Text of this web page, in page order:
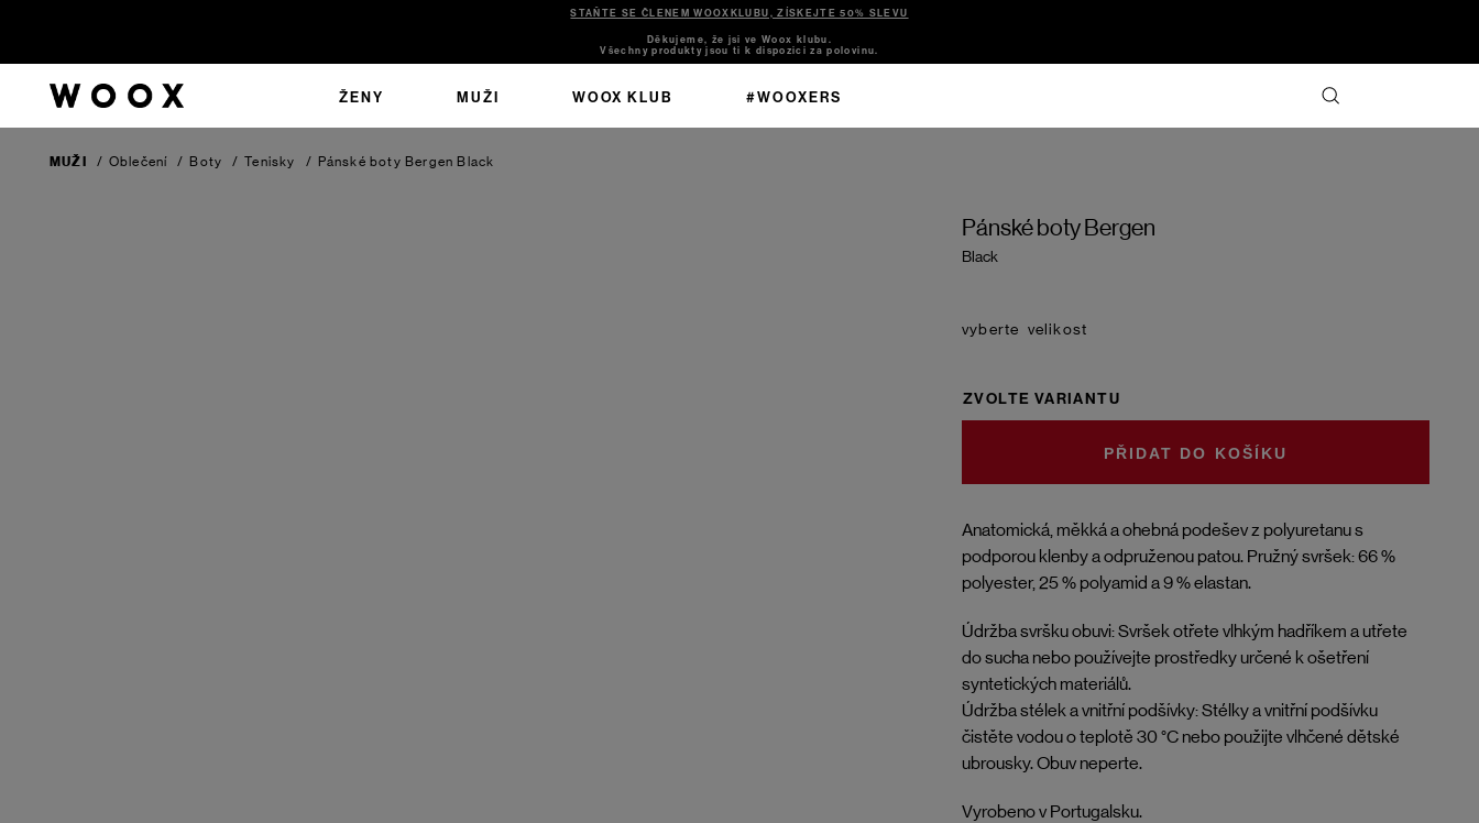
STAŇTE SE ČLENEM WOOXKLUBU, ZÍSKEJTE 50% SLEVU
Děkujeme, že jsi ve Woox klubu.
Všechny produkty jsou ti k dispozici za polovinu.
ŽENY MUŽI WOOX KLUB #WOOXERS
MUŽI / Oblečení / Boty / Tenisky / Pánské boty Bergen Black
Pánské boty Bergen
Black
Anatomická, měkká a ohebná podešev z polyuretanu s
podporou klenby a odpruženou patou. Pružný svršek: 66 %
polyester, 25 % polyamid a 9 % elastan.
Údržba svršku obuvi: Svršek otřete vlhkým hadříkem a utřete
do sucha nebo používejte prostředky určené k ošetření
syntetických materiálů.
Údržba stélek a vnitřní podšívky: Stélky a vnitřní podšívku
čistěte vodou o teplotě 30 °C nebo použijte vlhčené dětské
ubrousky. Obuv neperte.
Vyrobeno v Portugalsku.
velikost
ZVOLTE VARIANTU
DO KOŠÍKU